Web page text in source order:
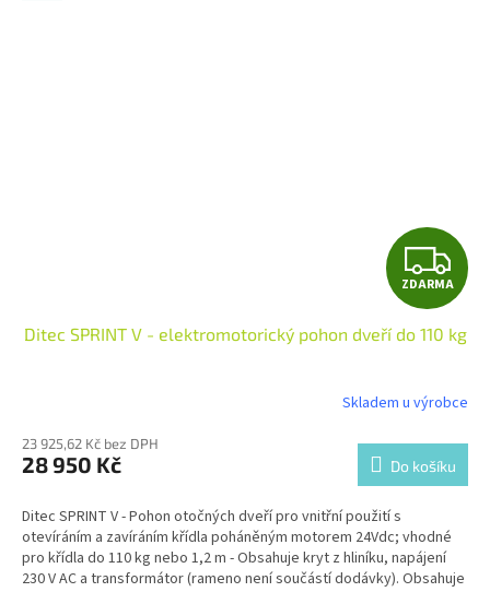
Z
D
A
R
M
A
ZDARMA
Ditec SPRINT V - elektromotorický pohon dveří do 110 kg
Skladem u výrobce
23 925,62 Kč bez DPH
28 950 Kč Do košíku
Ditec SPRINT V -Pohon otočných dveří pro vnitřní použití s
otevíráním a zavíráním křídla poháněným motorem 24Vdc; vhodné
pro křídla do 110 kg nebo 1,2 m - Obsahuje kryt z hliníku, napájení
230 V AC a transformátor (rameno není součástí dodávky). Obsahuje